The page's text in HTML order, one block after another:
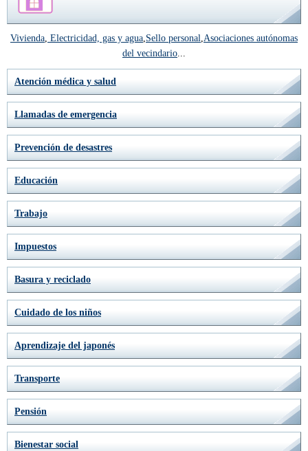
Vivienda, Electricidad, gas y agua,Sello personal,Asociaciones autónomas
del vecindario...
Atención médica y salud
Llamadas de emergencia
Prevención de desastres
Educación
Trabajo
Impuestos
Basura y reciclado
Cuidado de los niños
Aprendizaje del japonés
Transporte
Pensión
Bienestar social